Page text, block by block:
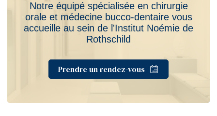
Notre équipé spécialisée en chirurgie
orale et médecine bucco-dentaire vous
accueille au sein de l'Institut Noémie de
Rothschild
Prendre un rendez-vous